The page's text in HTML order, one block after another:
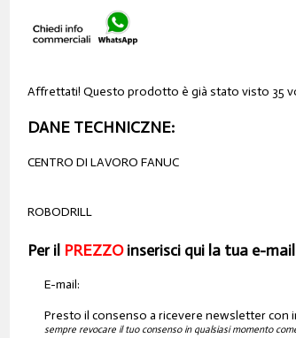
Affrettati! Questo prodotto è già stato visto 35
DANE TECHNICZNE:
CENTRO DI LAVORO FANUC
ROBODRILL
Per il PREZZOinserisci qui la tua e-mail
E-mail:
Presto il consenso a ricevere newsletter
sempre revocare il tuo consenso in qualsiasi momento